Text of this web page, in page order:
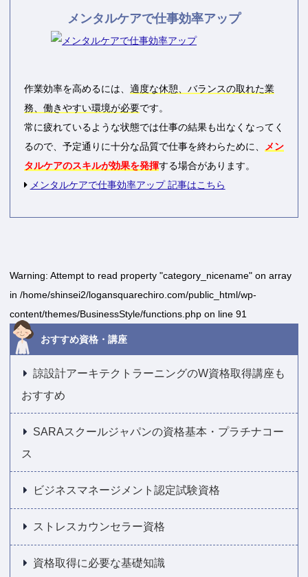
メンタルケアで仕事効率アップ
作業効率を高めるには、 適度な休憩、バランスの取れた業
務、働きやすい環境が必要です。
常に疲れているような状態では仕事の結果も出なくなってく
るので、予定通りに十分な品質で仕事を終わらために、
メン
タルケアのスキルが効果を発揮する場合があります。
メンタルケアで仕事効率アップ 記事はこちら
Warning: Attempt to read property "category_nicename" on array
in /home/shinsei2/logansquarechiro.com/public_html/wp-
content/themes/BusinessStyle/functions.php on line 91
おすすめ資格・講座
諒設計アーキテクトラーニングのW資格取得講座も
おすすめ
SARAスクールジャパンの資格基本・プラチナコー
ス
ビジネスマネージメント認定試験資格
ストレスカウンセラー資格
資格取得に必要な基礎知識